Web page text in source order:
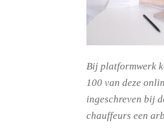
Bij platformwerk
100 van deze
ingeschreven bij
chauffeurs een